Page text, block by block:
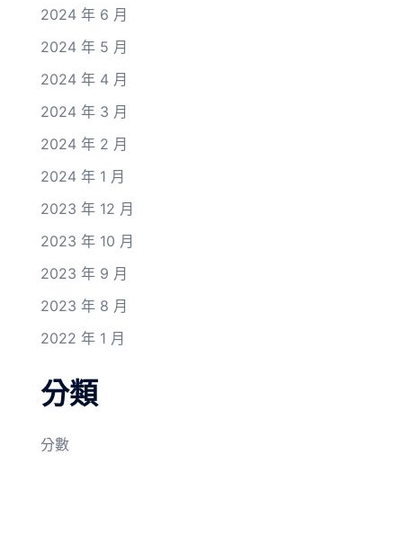
2024 年 6 月
2024 年 5 月
2024 年 4 月
2024 年 3 月
2024 年 2 月
2024 年 1 月
2023 年 12 月
2023 年 10 月
2023 年 9 月
2023 年 8 月
2022 年 1 月
分類
分數